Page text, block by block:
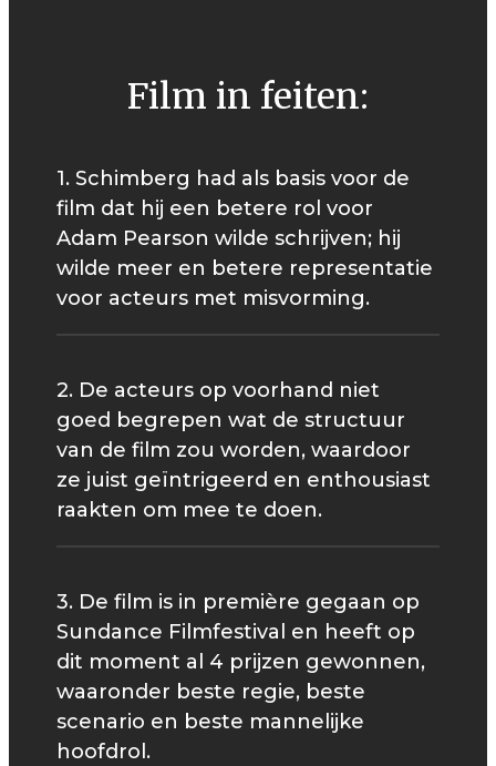
Film in feiten:
1. Schimberg had als basis voor de
film dat hij een betere rol voor
Adam Pearson wilde schrijven; hij
wilde meer en betere representatie
voor acteurs met misvorming.
2. De acteurs op voorhand niet
goed begrepen wat de structuur
van de film zou worden, waardoor
ze juist geïntrigeerd en enthousiast
raakten om mee te doen.
3. De film is in première gegaan op
Sundance Filmfestival en heeft op
dit moment al 4 prijzen gewonnen,
waaronder beste regie, beste
scenario en beste mannelijke
hoofdrol.